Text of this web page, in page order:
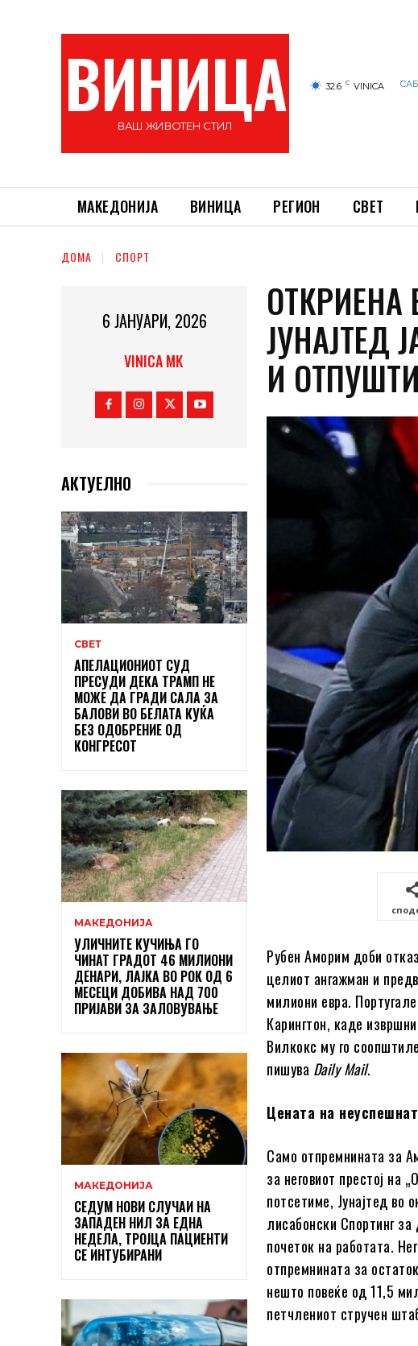
ВИНИЦА
ВАШ ЖИВОТЕН СТИЛ
32.6 C VINICA
МАКЕДОНИЈА ВИНИЦА РЕГИОН СВЕТ
ДОМА СПОРТ
6 ЈАНУАРИ, 2026
VINICA MK
АКТУЕЛНО
СВЕТ
АПЕЛАЦИОНИОТ СУД
ПРЕСУДИ ДЕКА ТРАМП НЕ
МОЖЕ ДА ГРАДИ САЛА ЗА
БАЛОВИ ВО БЕЛАТА КУЌА
БЕЗ ОДОБРЕНИЕ ОД
КОНГРЕСОТ
МАКЕДОНИЈА
УЛИЧНИТЕ КУЧИЊА ГО
ЧИНАТ ГРАДОТ 46 МИЛИОНИ
ДЕНАРИ, ЛАЈКА ВО РОК ОД 6
МЕСЕЦИ ДОБИВА НАД 700
ПРИЈАВИ ЗА ЗАЛОВУВАЊЕ
МАКЕДОНИЈА
СЕДУМ НОВИ СЛУЧАИ НА
ЗАПАДЕН НИЛ ЗА ЕДНА
НЕДЕЛА, ТРОЈЦА ПАЦИЕНТИ
СЕ ИНТУБИРАНИ
ЈУНАЈТЕД
И
Рубен Аморим доби
целиот ангажман и
милиони евра.
Карингтон, каде
Вилкокс му го
пишува Daily Mail.
Цената на
Само отпремнината за
за неговиот престој на
потсетиме, Јунајтед во
лисабонски Спортинг
почеток на работата.
отпремнината за
нешто повеќе од 11,5
петчлениот стручен